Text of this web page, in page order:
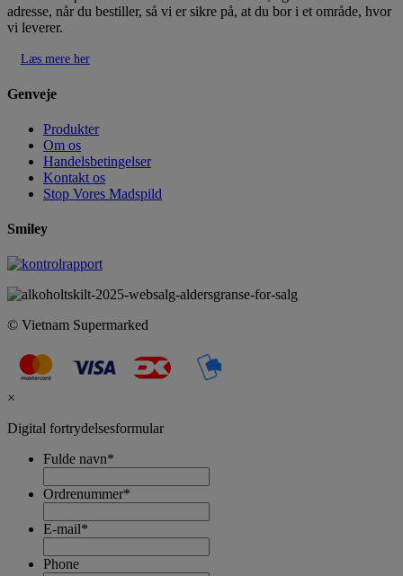
adresse, når du bestiller, så vi er sikre på, at du bor i et område, hvor
vi leverer.
Læs mere her
Genveje
Produkter
Om os
Handelsbetingelser
Kontakt os
Stop Vores Madspild
Smiley
© Vietnam Supermarked
×
Digital fortrydelsesformular
Fulde navn*
Ordrenummer*
E-mail*
Phone